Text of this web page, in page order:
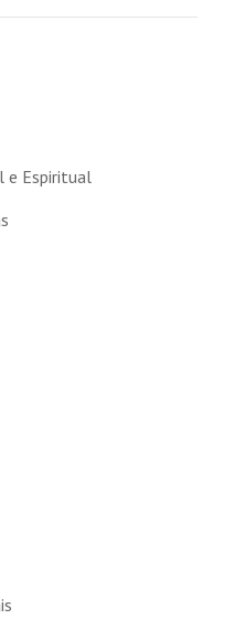
e Espiritual